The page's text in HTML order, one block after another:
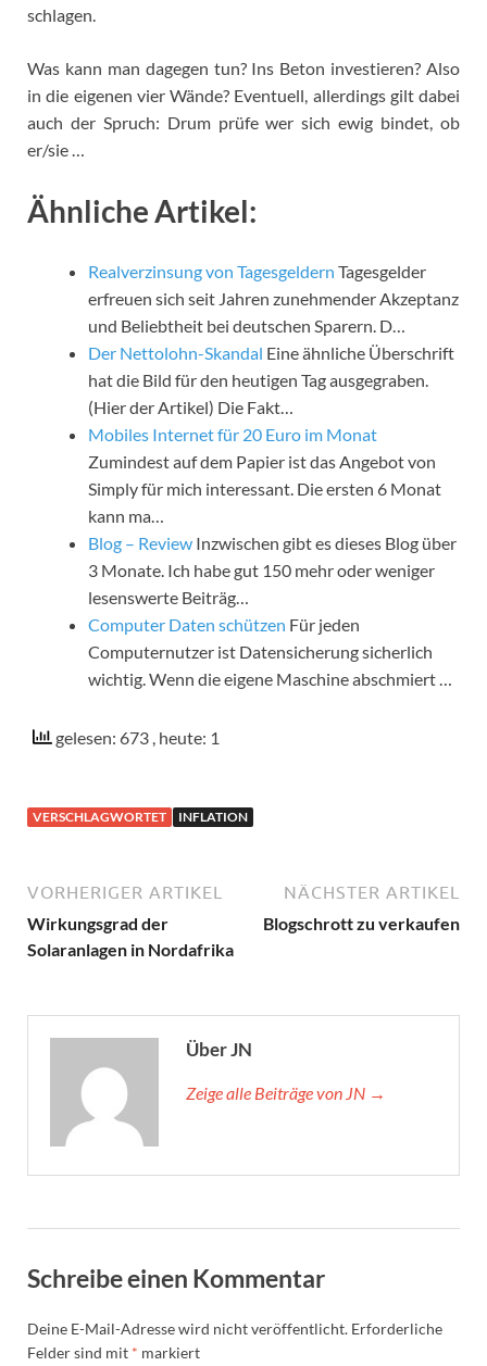
schlagen.
Was kann man dagegen tun? Ins Beton investieren? Also
in die eigenen vier Wände? Eventuell, allerdings gilt dabei
auch der Spruch: Drum prüfe wer sich ewig bindet, ob
er/sie …
Ähnliche Artikel:
Realverzinsung von Tagesgeldern Tagesgelder
erfreuen sich seit Jahren zunehmender Akzeptanz
und Beliebtheit bei deutschen Sparern. D…
Der Nettolohn-Skandal Eine ähnliche Überschrift
hat die Bild für den heutigen Tag ausgegraben.
(Hier der Artikel) Die Fakt…
Mobiles Internet für 20 Euro im Monat
Zumindest auf dem Papier ist das Angebot von
Simply für mich interessant. Die ersten 6 Monat
kann ma…
Blog – Review Inzwischen gibt es dieses Blog über
3 Monate. Ich habe gut 150 mehr oder weniger
lesenswerte Beiträg…
Computer Daten schützen Für jeden
Computernutzer ist Datensicherung sicherlich
wichtig. Wenn die eigene Maschine abschmiert …
gelesen: 673 , heute: 1
VERSCHLAGWORTET INFLATION
VORHERIGER ARTIKEL
Wirkungsgrad der
Solaranlagen in Nordafrika
NÄCHSTER ARTIKEL
Blogschrott zu verkaufen
Über JN
Zeige alle Beiträge von JN →
Schreibe einen Kommentar
Deine E-Mail-Adresse wird nicht veröffentlicht. Erforderliche
Felder sind mit * markiert